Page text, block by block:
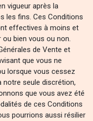
vigueur après la
les fins. Ces Conditions
effectives à moins et
ou bien vous ou non.
de Vente et
que vous ne
lorsque vous cessez
notre seule discrétion,
que vous avez été
de ces Conditions
pourrions aussi résilier